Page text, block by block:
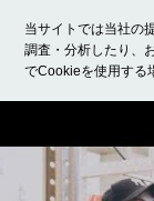
当サイトでは当社の
調査・分析したり、
でCookieを使用する
ホーム モデル